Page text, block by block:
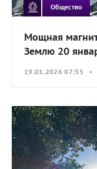
Общество
Мощная
Землю 20
19.01.2026 07:35 •